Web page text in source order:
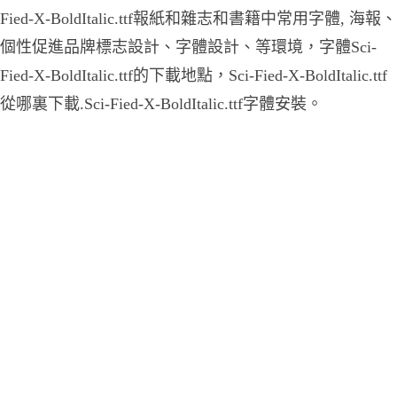
Fied-X-BoldItalic.ttf報紙和雜志和書籍中常用字體, 海報、
個性促進品牌標志設計、字體設計、等環境，字體Sci-
Fied-X-BoldItalic.ttf的下載地點，Sci-Fied-X-BoldItalic.ttf
從哪裏下載.Sci-Fied-X-BoldItalic.ttf字體安裝。